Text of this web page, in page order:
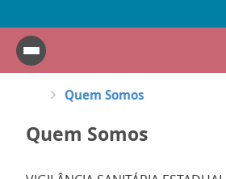
Quem Somos
Quem Somos